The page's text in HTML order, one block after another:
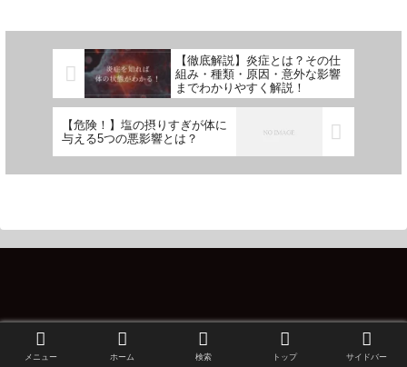
【徹底解説】炎症とは？その仕
組み・種類・原因・意外な影響
までわかりやすく解説！
【危険！】塩の摂りすぎが体に
与える5つの悪影響とは？
サイトマップ お問い合わせ
メニュー ホーム 検索 トップ サイドバー